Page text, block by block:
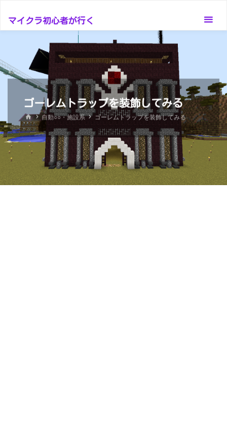
テ
ツ
へ
プ
マイクラ初心者が行く
ゴーレムトラップを装飾してみる
ホ
ー
ム
自動○○・施設系 ゴーレムトラップを装飾してみる